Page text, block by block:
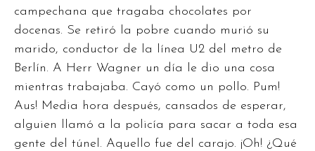
campechana que tragaba chocolates por
docenas. Se retiró la pobre cuando murió su
marido, conductor de la línea U2 del metro de
Berlín. A Herr Wagner un día le dio una cosa
mientras trabajaba. Cayó como un pollo. Pum!
Aus! Media hora después, cansados de esperar,
alguien llamó a la policía para sacar a toda esa
gente del túnel. Aquello fue del carajo. ¡Oh! ¿Qué